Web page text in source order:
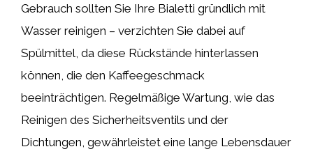
Gebrauch sollten Sie Ihre Bialetti gründlich mit
Wasser reinigen – verzichten Sie dabei auf
Spülmittel, da diese Rückstände hinterlassen
können, die den Kaffeegeschmack
beeinträchtigen. Regelmäßige Wartung, wie das
Reinigen des Sicherheitsventils und der
Dichtungen, gewährleistet eine lange Lebensdauer